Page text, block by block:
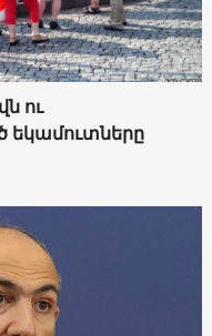
ու
եկամուտները